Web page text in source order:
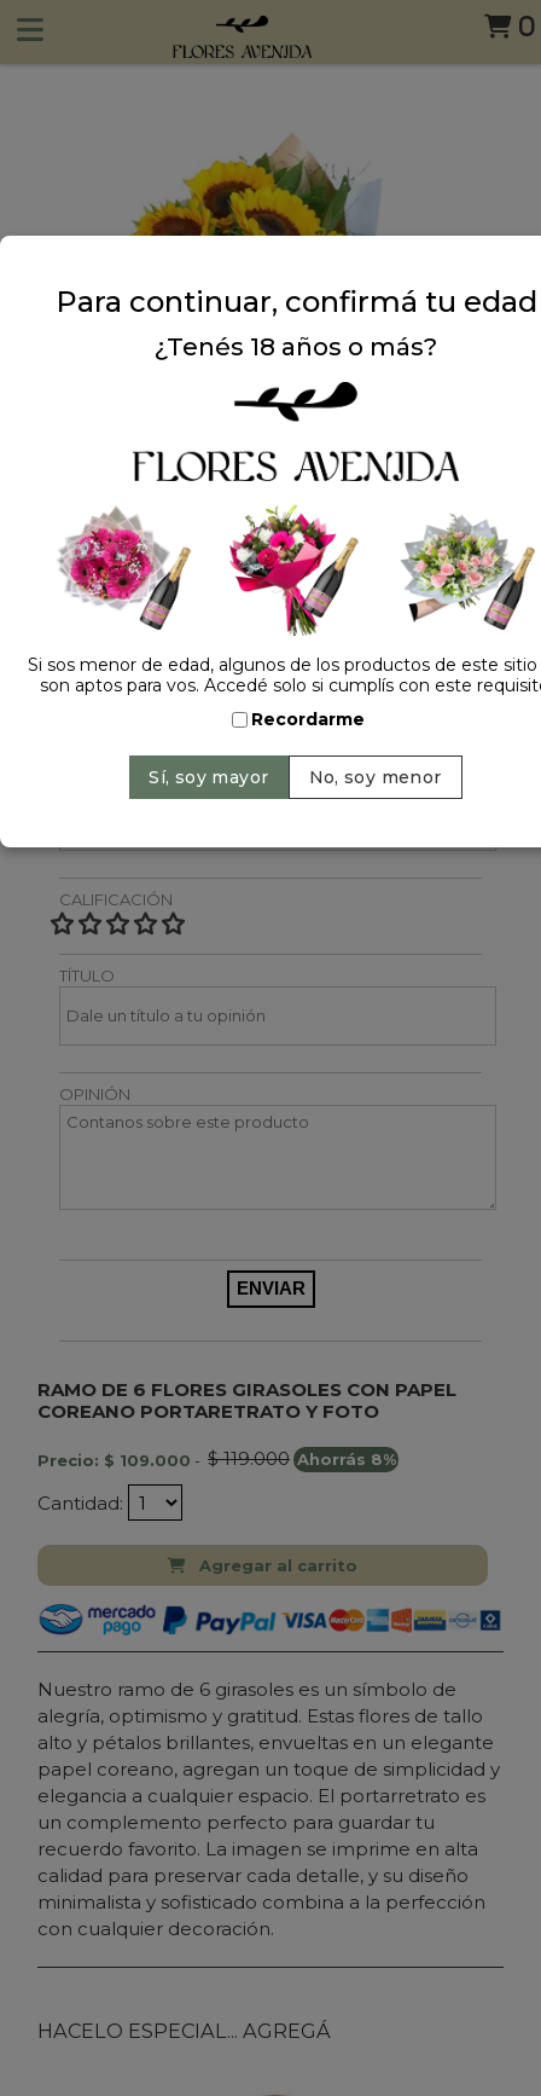
0
Dejá tu opinión
NOMBRE
CALIFICACIÓN
TÍTULO
OPINIÓN
RAMO DE 6 FLORES GIRASOLES CON PAPEL
COREANO PORTARETRATO Y FOTO
Precio: $ 109.000 - $ 119.000 Ahorrás 8%
Cantidad:
Agregar al carrito
Nuestro ramo de 6 girasoles es un símbolo de
alegría, optimismo y gratitud. Estas flores de tallo
alto y pétalos brillantes, envueltas en un elegante
papel coreano, agregan un toque de simplicidad y
elegancia a cualquier espacio. El portarretrato es
un complemento perfecto para guardar tu
recuerdo favorito. La imagen se imprime en alta
calidad para preservar cada detalle, y su diseño
minimalista y sofisticado combina a la perfección
con cualquier decoración.
HACELO ESPECIAL... AGREGÁ
Para continuar, confirmá tu edad
¿Tenés 18 años o más?
Si sos menor de edad, algunos de los productos de este
son aptos para vos. Accedé solo si cumplís con este
Recordarme